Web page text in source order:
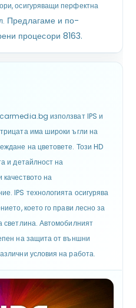
осигуряващи перфектна
Предлагаме и по-
процесори 8163.
използват IPS и
има широки ъгли на
на цветовете. Този HD
и детайлност на
качеството на
IPS технологията осигурява
което го прави лесно за
светлина. Автомобилният
на защита от външни
условия на работа.